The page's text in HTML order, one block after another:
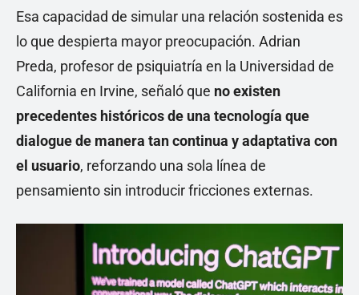
Esa capacidad de simular una relación sostenida es
lo que despierta mayor preocupación. Adrian
Preda, profesor de psiquiatría en la Universidad de
California en Irvine, señaló que no existen
precedentes históricos de una tecnología que
dialogue de manera tan continua y adaptativa con
el usuario, reforzando una sola línea de
pensamiento sin introducir fricciones externas.